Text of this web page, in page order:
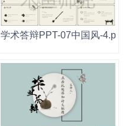
学术答辩PPT-07中国风-4.pptx